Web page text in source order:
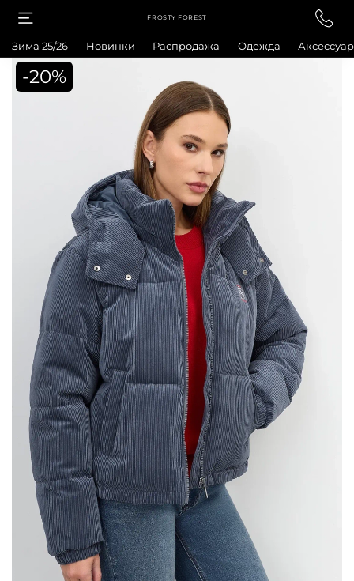
FROSTY FOREST
Зима 25/26 Новинки Распродажа Одежда
-20%